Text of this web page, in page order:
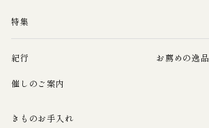
特集
紀行 お薦めの逸品
催しのご案内
きものお手入れ